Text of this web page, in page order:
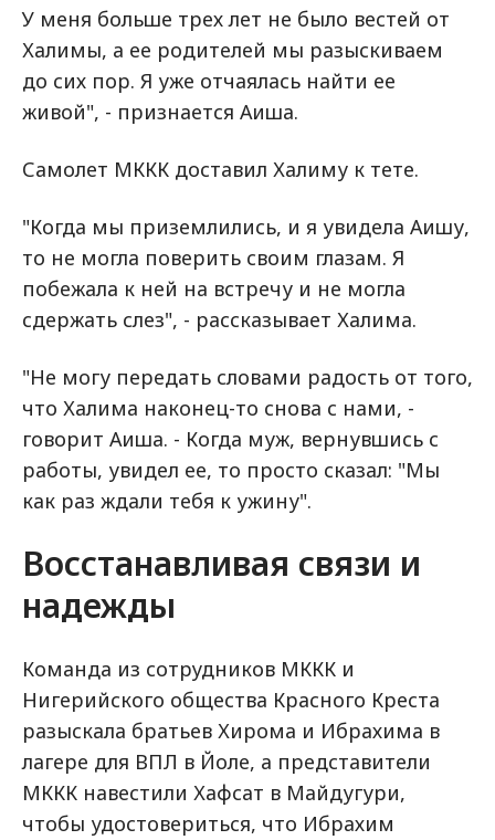
У меня больше трех лет не было вестей от
Халимы, а ее родителей мы разыскиваем
до сих пор. Я уже отчаялась найти ее
живой", - признается Аиша.
Самолет МККК доставил Халиму к тете.
"Когда мы приземлились, и я увидела Аишу,
то не могла поверить своим глазам. Я
побежала к ней на встречу и не могла
сдержать слез", - рассказывает Халима.
"Не могу передать словами радость от того,
что Халима наконец-то снова с нами, -
говорит Аиша. - Когда муж, вернувшись с
работы, увидел ее, то просто сказал: "Мы
как раз ждали тебя к ужину".
Восстанавливая связи и
надежды
Команда из сотрудников МККК и
Нигерийского общества Красного Креста
разыскала братьев Хирома и Ибрахима в
лагере для ВПЛ в Йоле, а представители
МККК навестили Хафсат в Майдугури,
чтобы удостовериться, что Ибрахим